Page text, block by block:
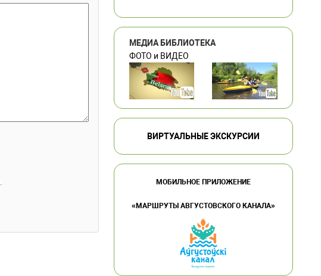
МЕДИА БИБЛИОТЕКА
ФОТО и ВИДЕО
ВИРТУАЛЬНЫЕ ЭКСКУРСИИ
МОБИЛЬНОЕ ПРИЛОЖЕНИЕ
«МАРШРУТЫ АВГУСТОВСКОГО КАНАЛА»